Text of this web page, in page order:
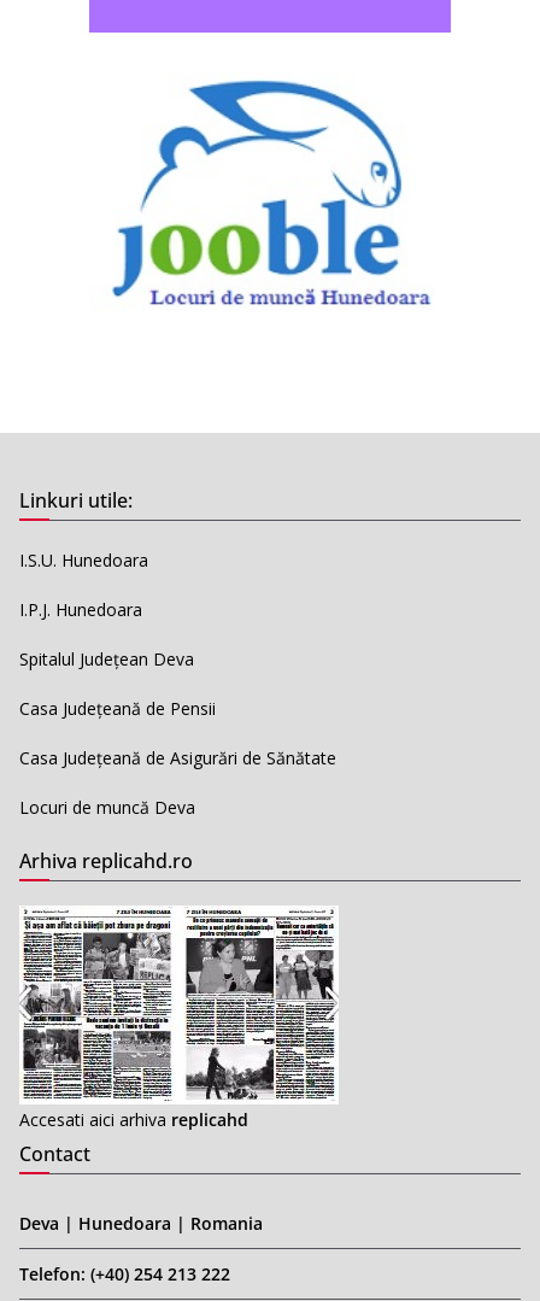
Linkuri utile:
I.S.U. Hunedoara
I.P.J. Hunedoara
Spitalul Județean Deva
Casa Județeană de Pensii
Casa Județeană de Asigurări de Sănătate
Locuri de muncă Deva
Arhiva replicahd.ro
Accesati aici arhiva replicahd
Contact
Deva | Hunedoara | Romania
Telefon: (+40) 254 213 222